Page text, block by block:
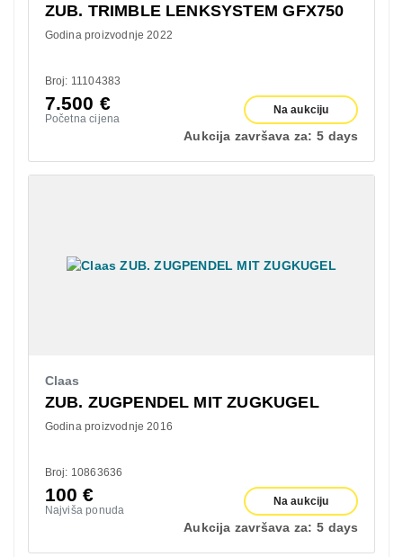
ZUB. TRIMBLE LENKSYSTEM GFX750
Godina proizvodnje 2022
Broj: 11104383
7.500 €
Početna cijena
Na aukciju
Aukcija završava za: 5 days
Claas
ZUB. ZUGPENDEL MIT ZUGKUGEL
Godina proizvodnje 2016
Broj: 10863636
100€
Najviša ponuda
Na aukciju
Aukcija završava za: 5 days